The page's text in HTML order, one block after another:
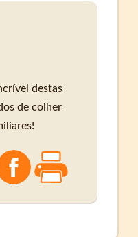
destas
de colher